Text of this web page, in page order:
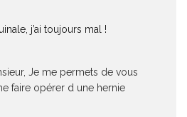
j’ai toujours mal !
Je me permets de vous
faire opérer d une hernie